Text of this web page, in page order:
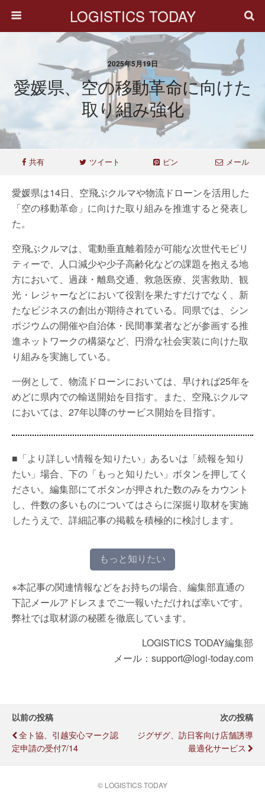
LOGISTICS TODAY
2025年5月19日
愛媛県、空の移動革命に向けた
取り組み強化
共有 ツイート ピン メール
愛媛県は14日、空飛ぶクルマや物流ドローンを活用した
「空の移動革命」に向けた取り組みを推進すると発表し
た。
空飛ぶクルマは、電動垂直離着陸が可能な次世代モビリ
ティーで、人口減少や少子高齢化などの課題を抱える地
方において、過疎・離島交通、救急医療、災害救助、観
光・レジャーなどにおいて役割を果たすだけでなく、新
たなビジネスの創出が期待されている。同県では、シン
ポジウムの開催や自治体・民間事業者などが参画する推
進ネットワークの構築など、円滑な社会実装に向けた取
り組みを実施している。
一例として、物流ドローンにおいては、早ければ25年を
めどに県内での輸送開始を目指す。また、空飛ぶクルマ
においては、27年以降のサービス開始を目指す。
■「より詳しい情報を知りたい」あるいは「続報を知り
たい」場合、下の「もっと知りたい」ボタンを押してく
ださい。編集部にてボタンが押された数のみをカウント
し、件数の多いものについてはさらに深掘り取材を実施
したうえで、詳細記事の掲載を積極的に検討します。
もっと知りたい
※本記事の関連情報などをお持ちの場合、編集部直通の
下記メールアドレスまでご一報いただければ幸いです。
弊社では取材源の秘匿を徹底しています。
LOGISTICS TODAY編集部
メール：support@logi-today.com
以前の投稿
全ト協、引越安心マーク認
定申請の受付7/14
次の投稿
ジグザグ、訪日客向け店舗誘導
最適化サービス
© LOGISTICS TODAY